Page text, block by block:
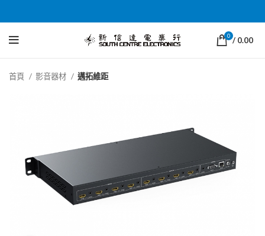
0 / 0.00
首頁 影音器材 邁拓維距